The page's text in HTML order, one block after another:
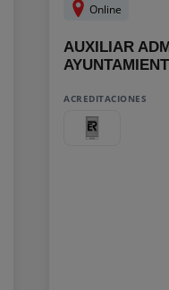
Online
AUXILIAR
ACREDITACIONES